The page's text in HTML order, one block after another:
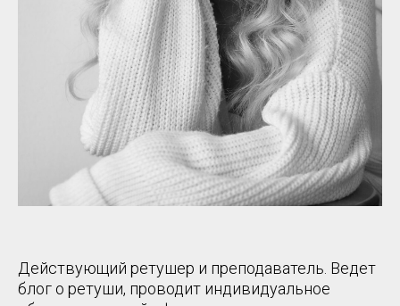
Действующий ретушер и преподаватель. Ведет
блог о ретуши, проводит индивидуальное